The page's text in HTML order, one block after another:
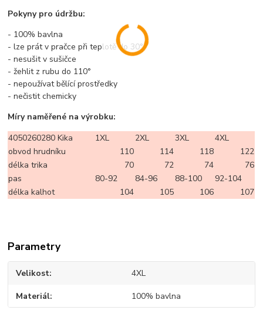
Pokyny pro údržbu:
- 100% bavlna
- lze prát v pračce při teplotě do 30°
- nesušit v sušičce
- žehlit z rubu do 110°
- nepoužívat bělící prostředky
- nečistit chemicky
Míry naměřené na výrobku:
4050260280 Kika
1XL 2XL 3XL
4XL
obvod hrudníku
110 114 118
122
délka trika
70 72 74
76
pas
80-92 84-96 88-100
92-104
délka kalhot
104 105 106 107
Parametry
Velikost 4XL
Materiál 100% bavlna